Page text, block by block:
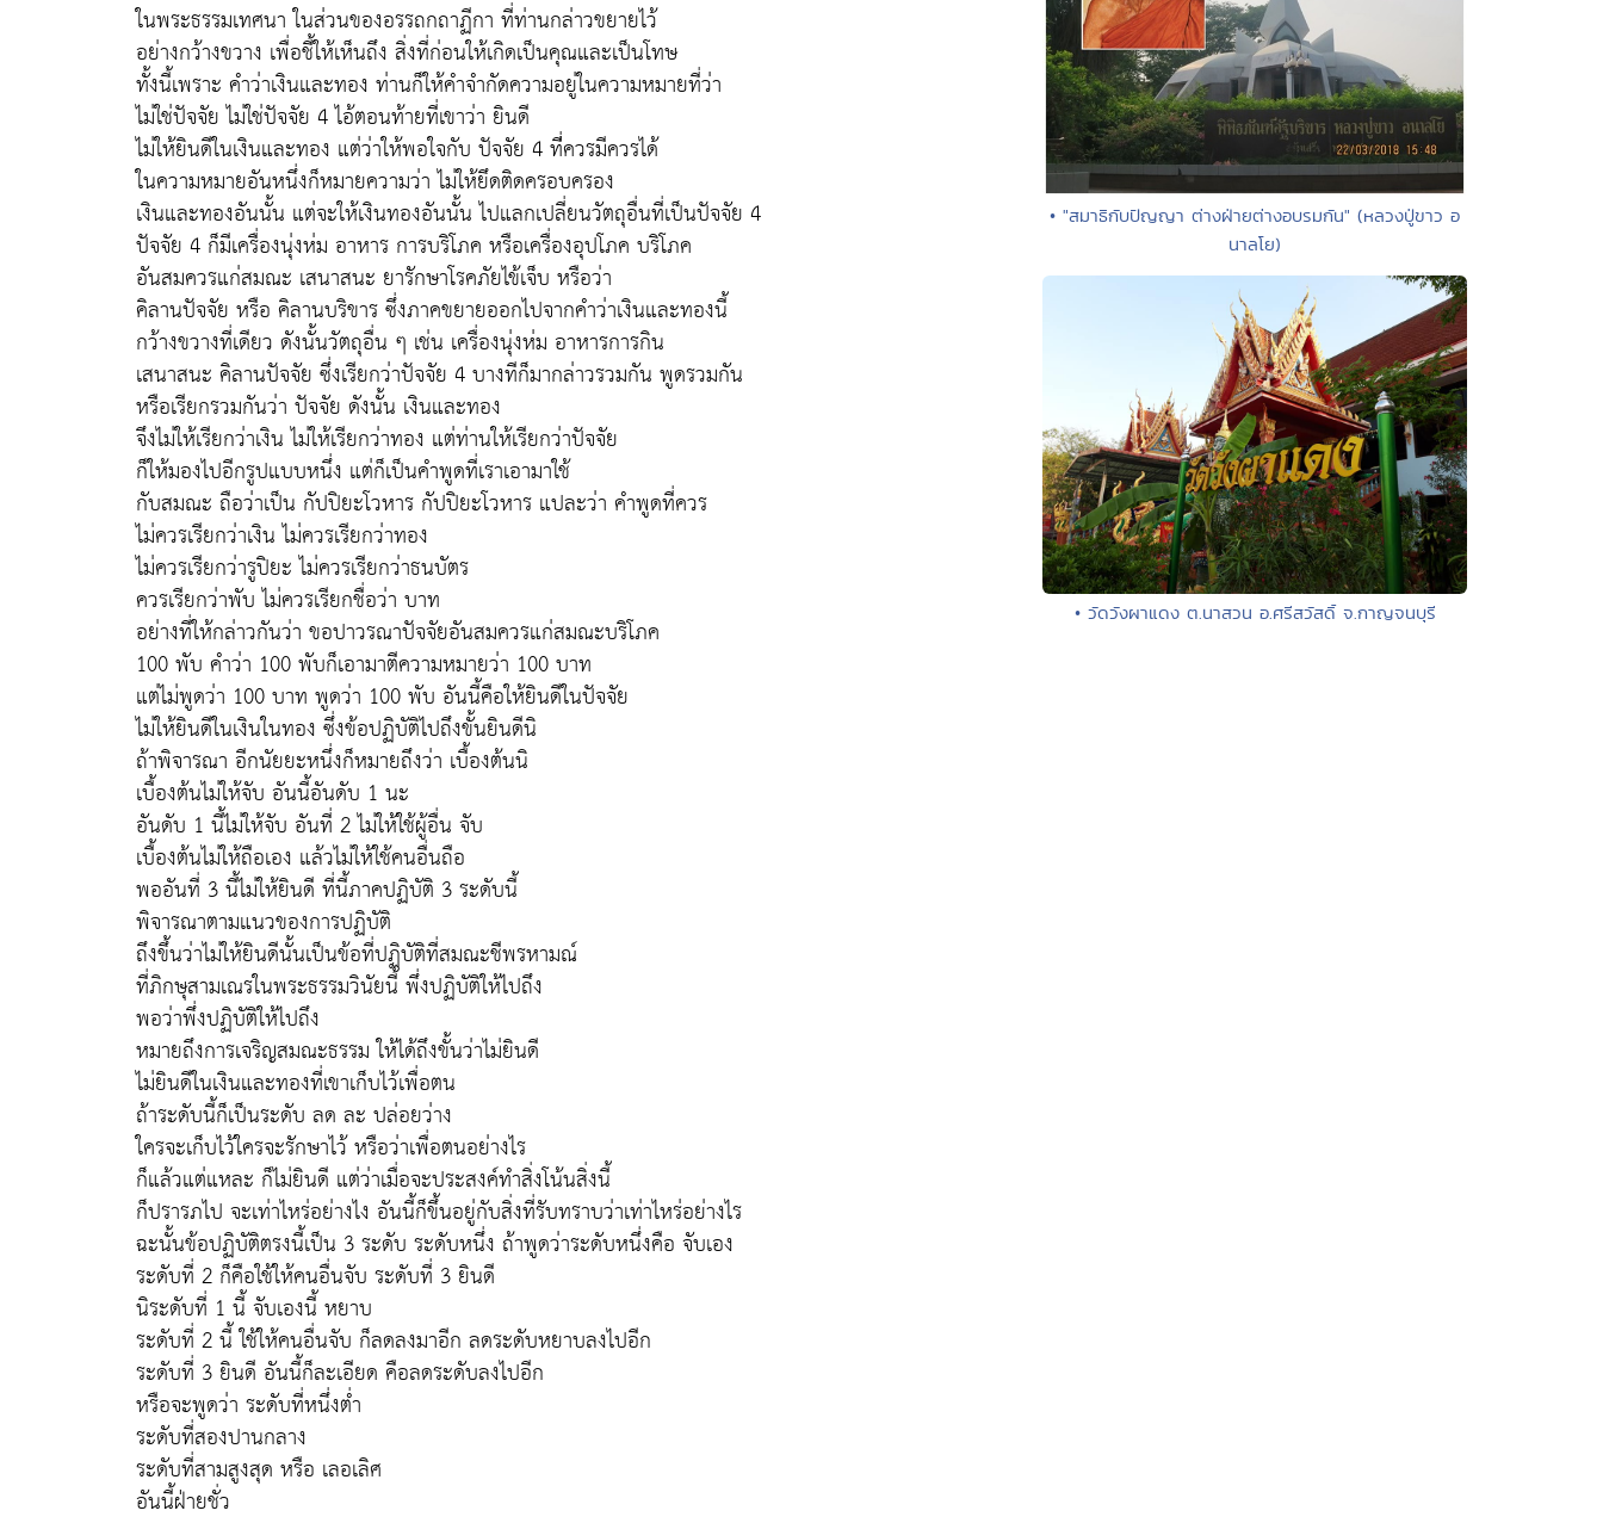
ในพระธรรมเทศนา ในส่วนของอรรถกถาฏีกา ที่ท่านกล่าวขยายไว้
อย่างกว้างขวาง เพื่อชี้ให้เห็นถึง สิ่งที่ก่อนให้เกิดเป็นคุณและเป็นโทษ
ทั้งนี้เพราะ คำว่าเงินและทอง ท่านก็ให้คำจำกัดความอยู่ในความหมายที่ว่า
ไม่ใช่ปัจจัย ไม่ใช่ปัจจัย 4 ไอ้ตอนท้ายที่เขาว่า ยินดี
ไม่ให้ยินดีในเงินและทอง แต่ว่าให้พอใจกับ ปัจจัย 4 ที่่ควรมีควรได้
ในความหมายอันหนึ่งก็หมายความว่า ไม่ให้ยึดติดครอบครอง
เงินและทองอันนั้น แต่จะให้เงินทองอันนั้น ไปแลกเปลี่ยนวัตถุอื่นที่เป็นปัจจัย 4
ปัจจัย 4 ก็มีเครื่องนุ่งห่ม อาหาร การบริโภค หรือเครื่องอุปโภค บริโภค
อันสมควรแก่สมณะ เสนาสนะ ยารักษาโรคภัยไข้เจ็บ หรือว่า
คิลานปัจจัย หรือ คิลานบริขาร ซึ่งภาคขยายออกไปจากคำว่าเงินและทองนี้
กว้างขวางที่เดียว ดังนั้นวัตถุอื่น ๆ เช่น เครื่องนุ่งห่ม อาหารการกิน
เสนาสนะ คิลานปัจจัย ซึ่งเรียกว่าปัจจัย 4 บางทีก็มากล่าวรวมกัน พูดรวมกัน
หรือเรียกรวมกันว่า ปัจจัย ดังนั้น เงินและทอง
จึงไม่ให้เรียกว่าเงิน ไม่ให้เรียกว่าทอง แต่ท่านให้เรียกว่าปัจจัย
ก็ให้มองไปอีกรูปแบบหนึ่ง แต่ก็เป็นคำพูดที่เราเอามาใช้
กับสมณะ ถือว่าเป็น กัปปิยะโวหาร กัปปิยะโวหาร แปละว่า คำพูดที่ควร
ไม่ควรเรียกว่าเงิน ไม่ควรเรียกว่าทอง
ไม่ควรเรียกว่ารูปิยะ ไม่ควรเรียกว่าธนบัตร
ควรเรียกว่าพับ ไม่ควรเรียกชื่อว่า บาท
อย่างที่ให้กล่าวกันว่า ขอปาวรณาปัจจัยอันสมควรแก่สมณะบริโภค
100 พับ คำว่า 100 พับก็เอามาตีความหมายว่า 100 บาท
แต่ไม่พูดว่า 100 บาท พูดว่า 100 พับ อันนี้คือให้ยินดีในปัจจัย
ไม่ให้ยินดีในเงินในทอง ซึ่งข้อปฏิบัติไปถึงขั้นยินดีนิ
ถ้าพิจารณา อีกนัยยะหนึ่งก็หมายถึงว่า เบื้องต้นนิ
เบื้องต้นไม่ให้จับ อันนี้อันดับ 1 นะ
อันดับ 1 นี้ไม่ให้จับ อันที่ 2 ไม่ให้ใช้ผู้อื่น จับ
เบื้องต้นไม่ให้ถือเอง แล้วไม่ให้ใช้คนอื่นถือ
พออันที่ 3 นี้ไม่ให้ยินดี ที่นี้ภาคปฏิบัติ 3 ระดับนี้
พิจารณาตามแนวของการปฏิบัติ
ถึงขึ้นว่าไม่ให้ยินดีนั้นเป็นข้อที่ปฏิบัติที่สมณะชีพรหามณ์
ที่ภิกษุสามเณรในพระธรรมวินัยนี้ พึ่งปฏิบัติให้ไปถึง
พอว่าพึ่งปฏิบัติให้ไปถึง
หมายถึงการเจริญสมณะธรรม ให้ได้ถึงขั้นว่าไม่ยินดี
ไม่ยินดีในเงินและทองที่เขาเก็บไว้เพื่อตน
ถ้าระดับนี้ก็เป็นระดับ ลด ละ ปล่อยว่าง
ใครจะเก็บไว้ใครจะรักษาไว้ หรือว่าเพื่อตนอย่างไร
ก็แล้วแต่แหละ ก็ไม่ยินดี แต่ว่าเมื่อจะประสงค์ทำสิ่งโน้นสิ่งนี้
ก็ปรารภไป จะเท่าไหร่อย่างไง อันนี้ก็ขึ้นอยู่กับสิ่งที่รับทราบว่าเท่าไหร่อย่างไร
ฉะนั้นข้อปฏิบัติตรงนี้เป็น 3 ระดับ ระดับหนึ่ง ถ้าพูดว่าระดับหนึ่งคือ จับเอง
ระดับที่ 2 ก็คือใช้ให้คนอื่นจับ ระดับที่ 3 ยินดี
นิระดับที่ 1 นี้ จับเองนี้ หยาบ
ระดับที่ 2 นี้ ใช้ให้คนอื่นจับ ก็ลดลงมาอีก ลดระดับหยาบลงไปอีก
ระดับที่ 3 ยินดี อันนี้ก็ละเอียด คือลดระดับลงไปอีก
หรือจะพูดว่า ระดับที่หนึ่งต่ำ
ระดับที่สองปานกลาง
ระดับที่สามสูงสุด หรือ เลอเลิศ
อันนี้ฝ่ายชั่ว
• "สมาธิกับปัญญา ต่างฝ่ายต่างอบรมกัน" (หลวงปู่ขาว อ
นาลโย)
• วัดวังผาแดง ต.นาสวน อ.ศรีสวัสดิ์ จ.กาญจนบุรี